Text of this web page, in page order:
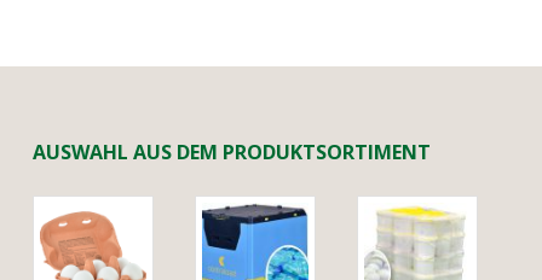
AUSWAHL AUS DEM PRODUKTSORTIMENT